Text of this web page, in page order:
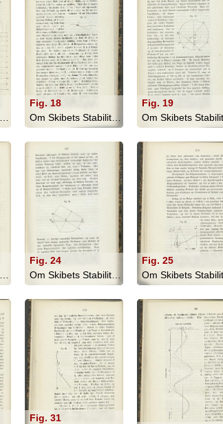
I S... - 1879
Fig. 18
Om Skibets Stabilitet, Bevægelser I S... - 1879
Fig. 19
I S... - 1879
Fig. 24
Om Skibets Stabilitet, Bevægelser I S... - 1879
Fig. 25
Fig. 31